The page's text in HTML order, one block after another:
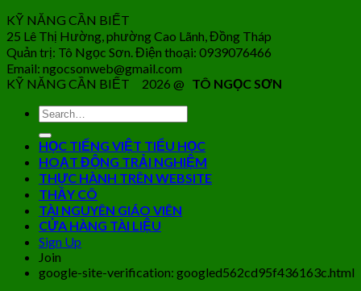
KỸ NĂNG CẦN BIẾT
25 Lê Thị Hường, phường Cao Lãnh, Đồng Tháp
Quản trị: Tô Ngọc Sơn. Điện thoại: 0939076466
Email: ngocsonweb@gmail.com
KỸ NĂNG CẦN BIẾT 2026 @ TÔ NGỌC SƠN
HỌC TIẾNG VIỆT TIỂU HỌC
HOẠT ĐỘNG TRẢI NGHIỆM
THỰC HÀNH TRÊN WEBSITE
THẦY CÔ
TÀI NGUYÊN GIÁO VIÊN
CỬA HÀNG TÀI LIỆU
Sign Up
Join
google-site-verification: googled562cd95f436163c.html